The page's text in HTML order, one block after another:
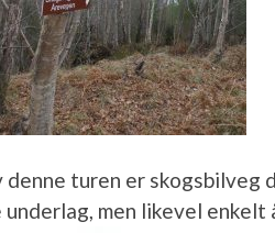
turen er
men likevel enkelt